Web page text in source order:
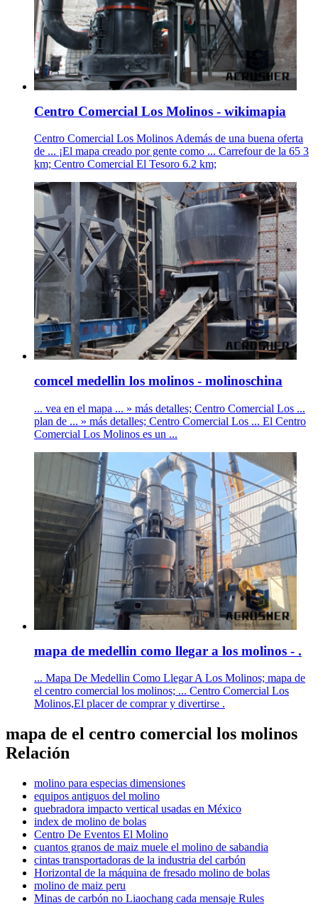
Centro Comercial Los Molinos - wikimapia
Centro Comercial Los Molinos Además de una buena oferta
de ... ¡El mapa creado por gente como ... Carrefour de la 65 3
km; Centro Comercial El Tesoro 6.2 km;
comcel medellin los molinos - molinoschina
... vea en el mapa ... » más detalles; Centro Comercial Los ...
plan de ... » más detalles; Centro Comercial Los ... El Centro
Comercial Los Molinos es un ...
mapa de medellin como llegar a los molinos - .
... Mapa De Medellin Como Llegar A Los Molinos; mapa de
el centro comercial los molinos; ... Centro Comercial Los
Molinos,El placer de comprar y divertirse .
mapa de el centro comercial los molinos
Relación
molino para especias dimensiones
equipos antiguos del molino
quebradora impacto vertical usadas en México
index de molino de bolas
Centro De Eventos El Molino
cuantos granos de maiz muele el molino de sabandia
cintas transportadoras de la industria del carbón
Horizontal de la máquina de fresado molino de bolas
molino de maiz peru
Minas de carbón no Liaochang cada mensaje Rules